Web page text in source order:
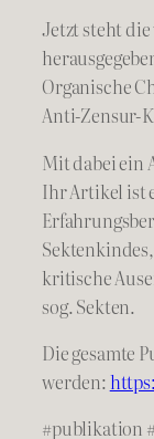
Jetzt steht
Organische
Anti-Zensur-
Mit dabei ein
Ihr Artikel ist
kritische
sog. Sekten.
Die gesamte
werden:
#publikation